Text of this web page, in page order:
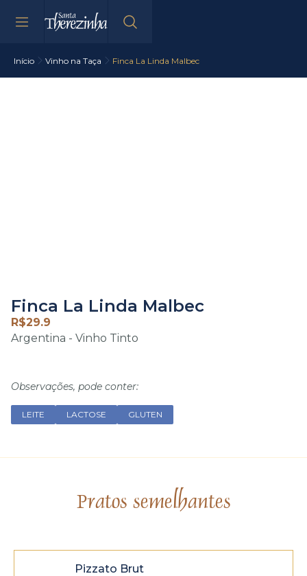
Início Vinho na Taça Finca La Linda Malbec
Finca La Linda Malbec
R$29.9
Argentina - Vinho Tinto
Observações, pode conter:
LEITE LACTOSE GLUTEN
Pratos semelhantes
Pizzato Brut